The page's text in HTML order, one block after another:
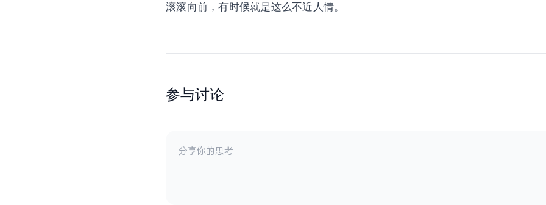
滚滚向前，有时候就是这么不近人情。
参与讨论